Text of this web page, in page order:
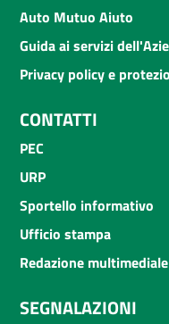
Auto Mutuo Aiuto
Guida ai servizi
Privacy policy e
CONTATTI
PEC
URP
Sportello informativo
Ufficio stampa
Redazione multimediale
SEGNALAZIONI